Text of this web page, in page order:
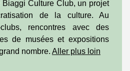
Culture Club, un projet
de la culture. Au
rencontres avec des
de musées et expositions
nombre. Aller plus loin